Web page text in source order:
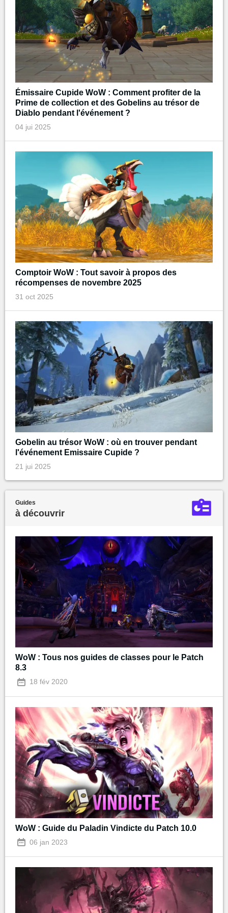
Émissaire Cupide WoW : Comment profiter de la
Prime de collection et des Gobelins au trésor de
Diablo pendant l'événement ?
04 jui 2025
Comptoir WoW : Tout savoir à propos des
récompenses de novembre 2025
31 oct 2025
Gobelin au trésor WoW : où en trouver pendant
l'événement Emissaire Cupide ?
21 jui 2025
Guides
à découvrir
WoW : Tous nos guides de classes pour le Patch
8.3
18 fév 2020
WoW : Guide du Paladin Vindicte du Patch 10.0
06 jan 2023